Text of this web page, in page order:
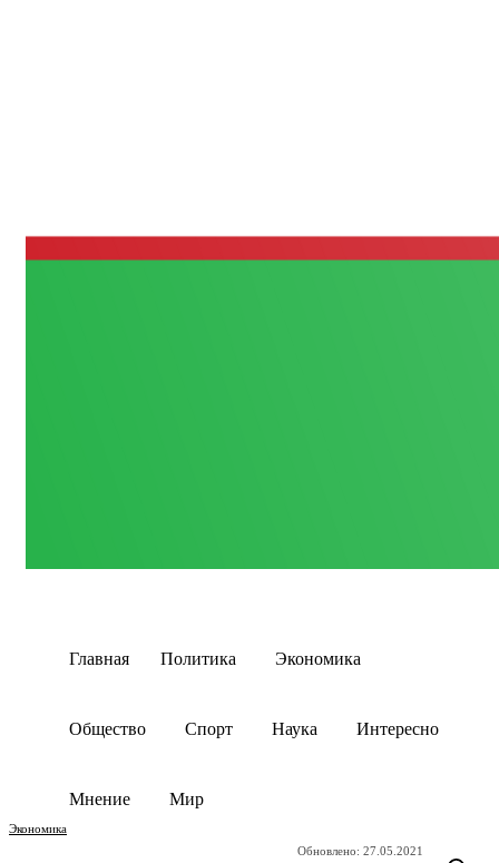
Главная Политика Экономика
Общество Спорт Наука Интересно
Мнение Мир
Экономика
Обновлено: 27.05.2021